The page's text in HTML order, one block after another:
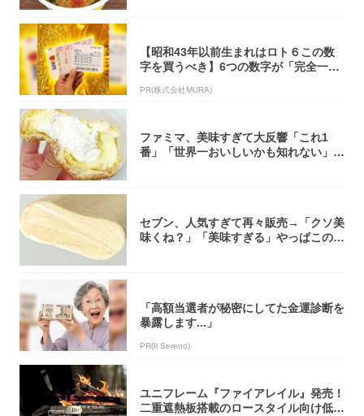
【昭和43年以前生まれはロト６この数
字を買うべき】6つの数字が「完全一
PR(株式会社MURA)
ファミマ、美味すぎて大反響「これ1
番」「世界一おいしいかも知れない」
セブン、人気すぎて再々販売→「クソ美
味くね？」「美味すぎる」やっぱこのク
「高額当選者が秘密にしてた金運診断を
暴露します...」
PR(Il Sereno)
ユニフレーム『ファイアレイル』発売！
二重遮熱板搭載のロースタイル向け低型